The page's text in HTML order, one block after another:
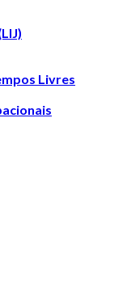
Livres